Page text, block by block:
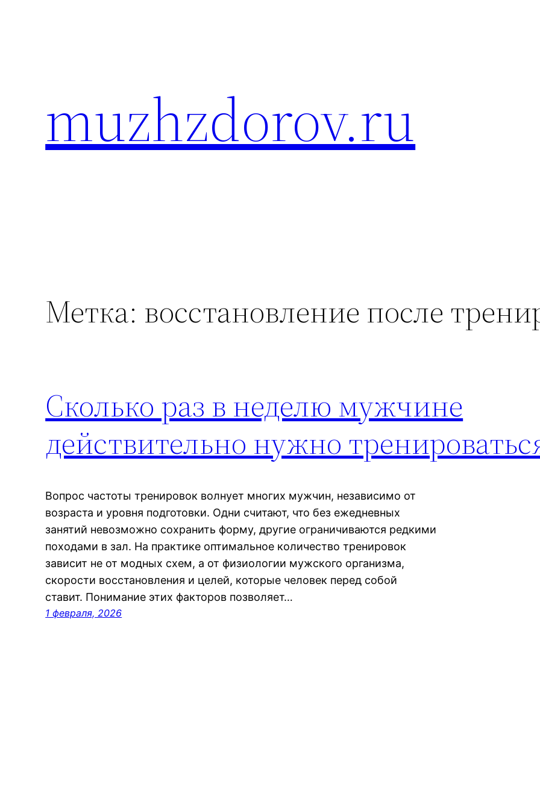
muzhzdorov.ru
Метка: восстановление после
Сколько раз в неделю мужчине
действительно нужно
Вопрос частоты тренировок волнует многих мужчин, независимо от
возраста и уровня подготовки. Одни считают, что без ежедневных
занятий невозможно сохранить форму, другие ограничиваются редкими
походами в зал. На практике оптимальное количество тренировок
зависит не от модных схем, а от физиологии мужского организма,
скорости восстановления и целей, которые человек перед собой
ставит. Понимание этих факторов позволяет…
1 февраля, 2026